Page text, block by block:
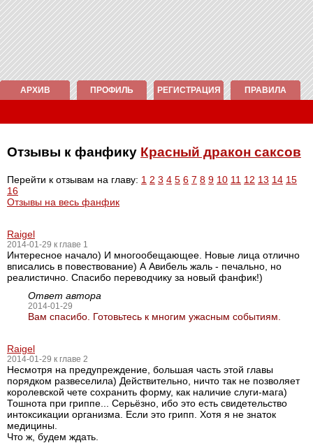
АРХИВ ПРОФИЛЬ РЕГИСТРАЦИЯ ПРАВИЛА
Отзывы к фанфику Красный дракон саксов
Перейти к отзывам на главу: 1 2 3 4 5 6 7 8 9 10 11 12 13 14 15
16
Отзывы на весь фанфик
Raigel
2014-01-29 к главе 1
Интересное начало) И многообещающее. Новые лица отлично
вписались в повествование) А Авибель жаль - печально, но
реалистично. Спасибо переводчику за новый фанфик!)
Ответ автора
2014-01-29
Вам спасибо. Готовьтесь к многим ужасным событиям.
Raigel
2014-01-29 к главе 2
Несмотря на предупреждение, большая часть этой главы
порядком развеселила) Действительно, ничто так не позволяет
королевской чете сохранить форму, как наличие слуги-мага)
Тошнота при гриппе... Серьёзно, ибо это есть свидетельство
интоксикации организма. Если это грипп. Хотя я не знаток
медицины.
Что ж, будем ждать.